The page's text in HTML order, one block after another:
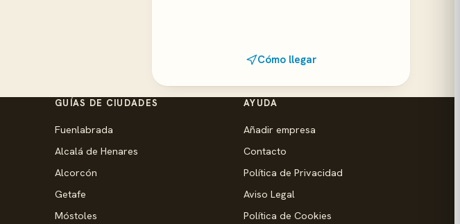
Cómo llegar
GUÍAS DE CIUDADES
Fuenlabrada
Alcalá de Henares
Alcorcón
Getafe
Móstoles
AYUDA
Añadir empresa
Contacto
Política de Privacidad
Aviso Legal
Política de Cookies